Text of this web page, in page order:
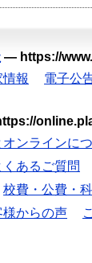
— https://
報 電子公
ンラインに
くあるご質問
校費・公費・
様からの声